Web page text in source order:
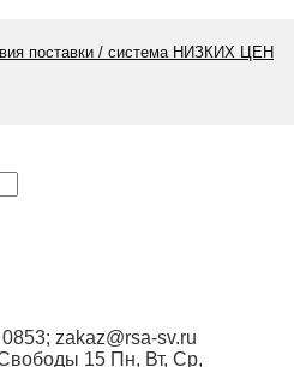
поставки / система НИЗКИХ ЦЕН
zakaz@rsa-sv.ru
15 Пн, Вт, Ср,